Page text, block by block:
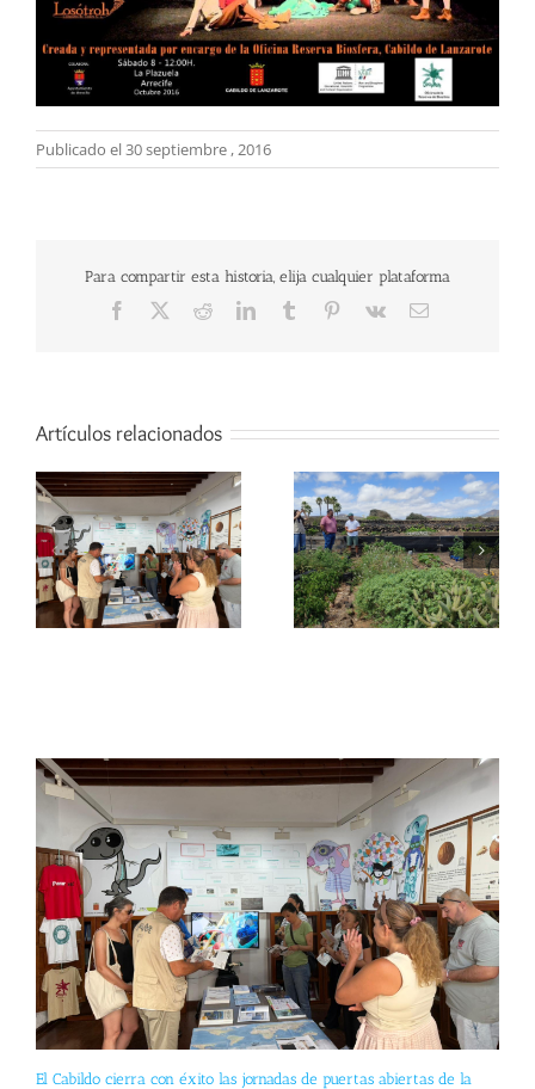
Publicado el 30 septiembre , 2016
Para compartir esta historia, elija cualquier plataforma
Facebook RedditLinkedInTumblr Pinterest
Vk
Correo
Artículos relacionados
El Cabildo cierra con éxito las jornadas de puertas abiertas de la